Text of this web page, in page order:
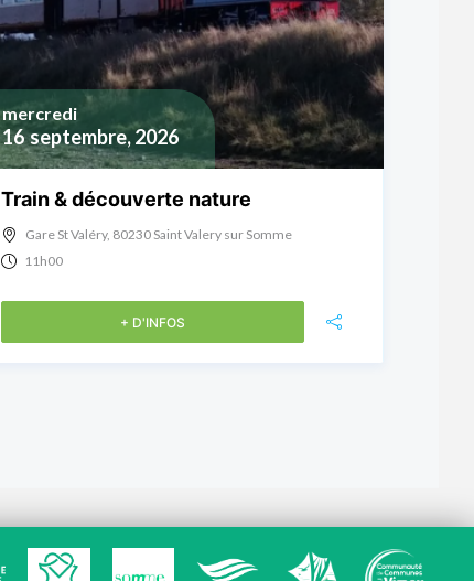
16 septembre, 2026
mercredi
Train & découverte nature
Gare St Valéry, 80230 Saint Valery sur Somme
11h00
+ D'INFOS